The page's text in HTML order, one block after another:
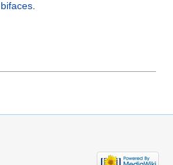
bifaces